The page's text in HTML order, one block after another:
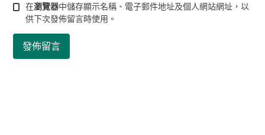
在瀏覽器中儲存顯示名稱、電子郵件地址及個人網站網址，以
供下次發佈留言時使用。